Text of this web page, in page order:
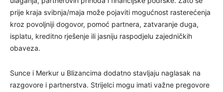
prije kraja svibnja/maja može pojaviti mogućnost rasterećenja
kroz povoljniji dogovor, pomoć partnera, zatvaranje duga,
isplatu, kreditno rješenje ili jasniju raspodjelu zajedničkih
obaveza.
Sunce i Merkur u Blizancima dodatno stavljaju naglasak na
razgovore i partnerstva. Strijelci mogu imati važne pregovore